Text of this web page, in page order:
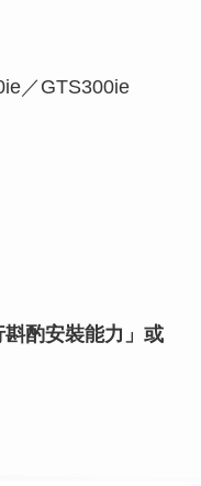
／GTS300ie
酌安裝能力」或